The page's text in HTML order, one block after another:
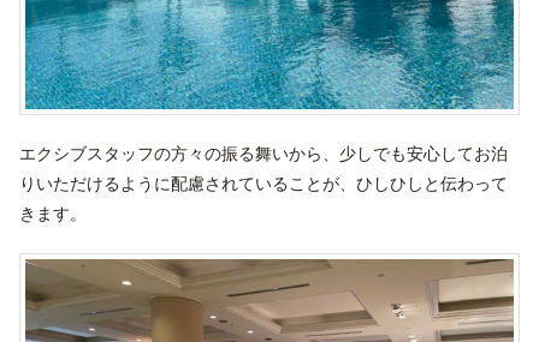
エクシブスタッフの方々の振る舞いから、少しでも安心してお泊
りいただけるように配慮されていることが、ひしひしと伝わって
きます。